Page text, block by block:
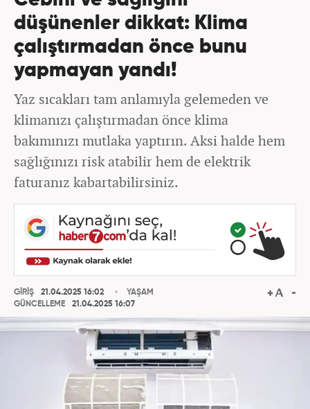
düşünenler dikkat: Klima
çalıştırmadan önce bunu
yapmayan yandı!
Yaz sıcakları tam anlamıyla gelemeden ve
klimanızı çalıştırmadan önce klima
bakımınızı mutlaka yaptırın. Aksi halde hem
sağlığınızı risk atabilir hem de elektrik
faturanız kabartabilirsiniz.
GİRİŞ
21.04.2025 16:02
GÜNCELLEME
21.04.2025 16:07
YAŞAM